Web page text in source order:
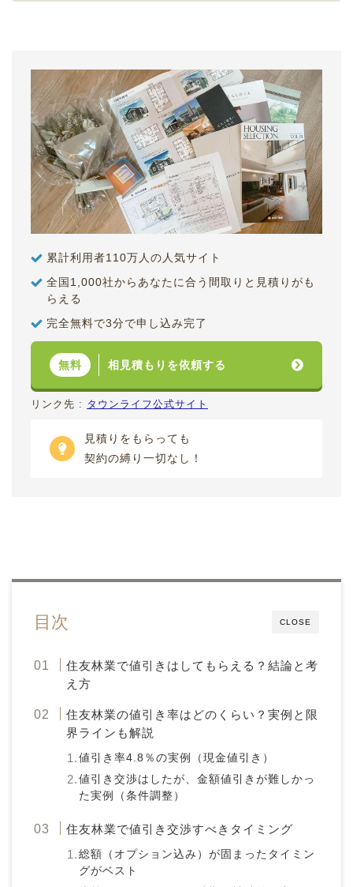
累計利用者110万人の人気サイト
全国1,000社からあなたに合う間取りと見積りがも
らえる
完全無料で3分で申し込み完了
無料 相見積もりを依頼する
リンク先 : タウンライフ公式サイト
見積りをもらっても
契約の縛り一切なし！
CLOSE
目次
住友林業で値引きはしてもらえる？結論と考
え方
住友林業の値引き率はどのくらい？実例と限
界ラインも解説
値引き率4.8％の実例（現金値引き）
値引き交渉はしたが、金額値引きが難しかっ
た実例（条件調整）
住友林業で値引き交渉すべきタイミング
総額（オプション込み）が固まったタイミン
グがベスト